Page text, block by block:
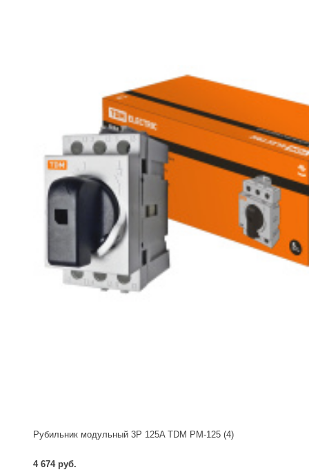
Рубильник модульный 3P 125A TDM РМ-125 (4)
4 674 руб.